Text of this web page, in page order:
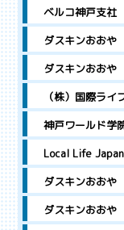
ベルコ神戸支
ダスキンおおや
ダスキンおおや
（株）国際ライ
神戸ワールド学
Local Life Japan
ダスキンおおや
ダスキンおおや